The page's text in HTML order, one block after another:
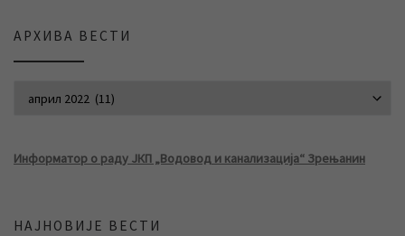
АРХИВА ВЕСТИ
Информатор о раду ЈКП „Водовод и канализација“ Зрењанин
НАЈНОВИЈЕ ВЕСТИ